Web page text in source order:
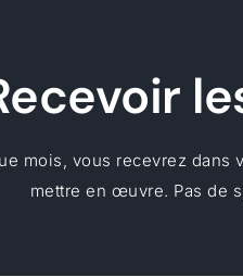
mois, vous recevrez dans
mettre en œuvre. Pas de